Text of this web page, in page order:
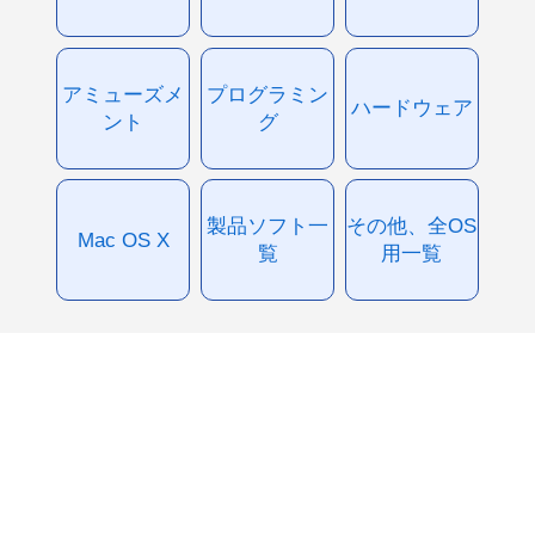
アミューズメ
ント
プログラミン
グ
ハードウェア
Mac OS X
製品ソフト一
覧
その他、全OS
用一覧